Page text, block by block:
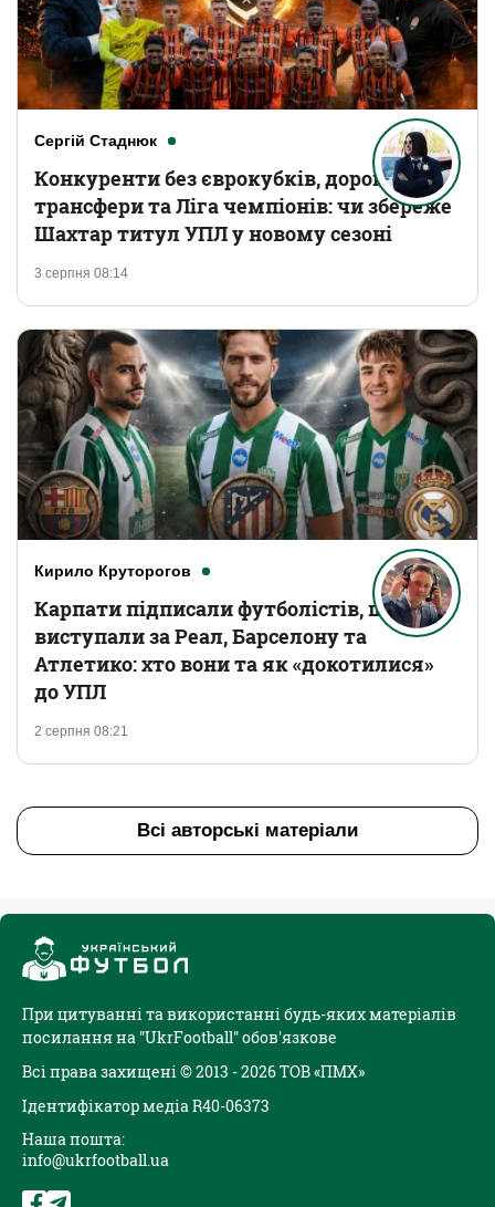
Сергій Стаднюк
3 серпня 08:14
Конкуренти без єврокубків, дорогі
трансфери та Ліга чемпіонів: чи збереже
Шахтар титул УПЛ у новому сезоні
Кирило Круторогов
2 серпня 08:21
Карпати підписали футболістів, що
виступали за Реал, Барселону та
Атлетико: хто вони та як «докотилися»
до УПЛ
Всі авторські матеріали
При цитуванні та використанні будь-яких матеріалів
посилання на "UkrFootball" обов'язкове
Всі права захищені © 2013 - 2026 ТОВ «ПМХ»
Ідентифікатор медіа R40-06373
Наша пошта:
info@ukrfootball.ua